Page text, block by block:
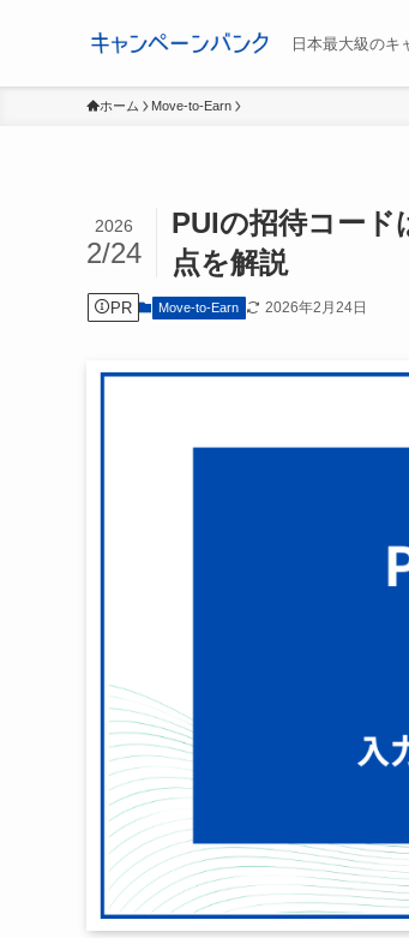
日本最大級のキ
ホーム Move-to-Earn
PUIの招待コード
点を解説
2026
2/24
PR Move-to-Earn 2026年2月24日